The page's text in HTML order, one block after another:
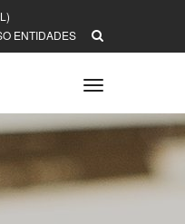
ENTIDADES
Toggle
navigation